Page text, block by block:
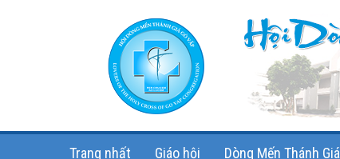
Trang nhất Giáo hội Dòng Mến Thánh Giá